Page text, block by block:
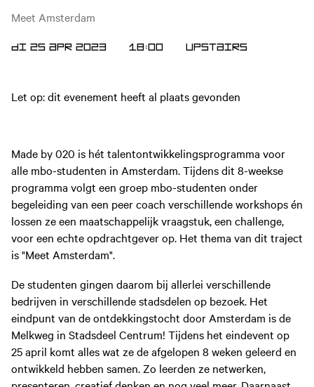
Meet Amsterdam
DI 25 APR 2023 18:00 Upstairs
Let op: dit evenement heeft al plaats gevonden
Made by 020 is hét talentontwikkelingsprogramma voor
alle mbo-studenten in Amsterdam. Tijdens dit 8-weekse
programma volgt een groep mbo-studenten onder
begeleiding van een peer coach verschillende workshops én
lossen ze een maatschappelijk vraagstuk, een challenge,
voor een echte opdrachtgever op. Het thema van dit traject
is "Meet Amsterdam".
De studenten gingen daarom bij allerlei verschillende
bedrijven in verschillende stadsdelen op bezoek. Het
eindpunt van de ontdekkingstocht door Amsterdam is de
Melkweg in Stadsdeel Centrum! Tijdens het eindevent op
25 april komt alles wat ze de afgelopen 8 weken geleerd en
ontwikkeld hebben samen. Zo leerden ze netwerken,